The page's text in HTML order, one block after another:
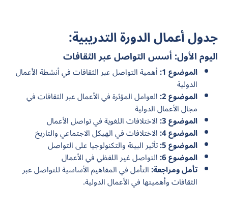
جدول أعمال الدورة التدريبية:
اليوم الأول: أسس التواصل عبر الثقافات
الموضوع 1: أهمية التواصل عبر الثقافات في أنشطة الأعمال
الدولية
الموضوع 2: العوامل المؤثرة في الأعمال عبر الثقافات في
مجال الأعمال الدولية
الموضوع 3: الاختلافات اللغوية في تواصل الأعمال
الموضوع 4: الاختلافات في الهيكل الاجتماعي والتاريخ
الموضوع 5: تأثير البيئة والتكنولوجيا على التواصل
الموضوع 6: التواصل غير اللفظي في الأعمال
تأمل ومراجعة:التأمل في المفاهيم الأساسية للتواصل عبر
الثقافات وأهميتها في الأعمال الدولية.